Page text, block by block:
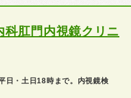
科肛門内視鏡クリニ
日・土日18時まで。内視鏡検